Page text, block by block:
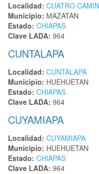
Localidad: CUATRO
Municipio: MAZATAN
Estado: CHIAPAS
Clave LADA: 964
CUNTALAPA
Localidad: CUNTALAPA
Municipio: HUEHUETAN
Estado: CHIAPAS
Clave LADA: 964
CUYAMIAPA
Localidad: CUYAMIAPA
Municipio: HUEHUETAN
Estado: CHIAPAS
Clave LADA: 964